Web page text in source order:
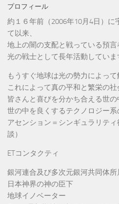
プロフィール
約１６年前（2006年10月4日）
て以来、
地上の闇の支配と戦っている預言
光の戦士として長年活動していま
もうすぐ地球は光の勢力によって
これによって真の平和と繁栄の社
皆さんと喜びを分かち合える世
世の中を良くするテクノロジー系
アセンション＝シンギュラリテ
談）
ETコンタクティ
銀河連合及び多次元銀河共同体所
日本神界の神の臣下
地球イノベーター